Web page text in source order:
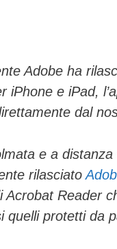
Adobe ha
iPhone e iPad,
dal
e a
rilasciato
Reader
quelli protetti da